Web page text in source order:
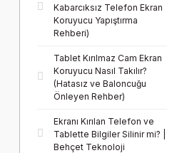
Kabarcıksız Telefon Ekran
Koruyucu Yapıştırma
Rehberi)
Tablet Kırılmaz Cam Ekran
Koruyucu Nasıl Takılır?
(Hatasız ve Baloncuğu
Önleyen Rehber)
Ekranı Kırılan Telefon ve
Tablette Bilgiler Silinir mi? |
Behçet Teknoloji